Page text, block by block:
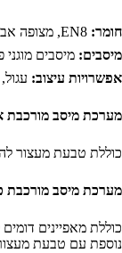
חומר:
מיסבים: מיסבים
אפשרויות עיצוב:
מערכת מיסב
כוללת טבעת מעצור
מערכת מיסב מורכבת
כוללת מאפיינים
נוספת עם טבעת